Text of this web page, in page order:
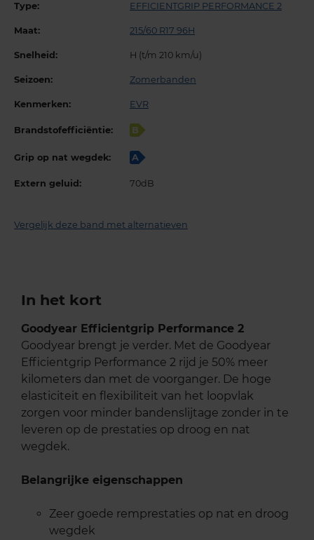
Type: EFFICIENTGRIP PERFORMANCE 2
Maat: 215/60 R17 96H
Snelheid: H (t/m 210 km/u)
Seizoen: Zomerbanden
Kenmerken: EVR
Brandstofefficiëntie: B
Grip op nat wegdek: A
Extern geluid: 70dB
Vergelijk deze band met alternatieven
In het kort
Goodyear Efficientgrip Performance 2
Goodyear brengt je verder. Met de Goodyear
Efficientgrip Performance 2 rijd je 50% meer
kilometers dan met de voorganger. De hoge
elasticiteit en flexibiliteit van het loopvlak
zorgen voor minder bandenslijtage zonder in te
leveren op de prestaties op droog en nat
wegdek.
Belangrijke eigenschappen
Zeer goede remprestaties op nat en droog
wegdek